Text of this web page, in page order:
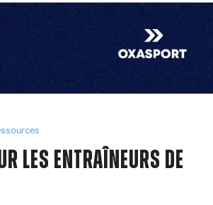
Les Entraîneurs de